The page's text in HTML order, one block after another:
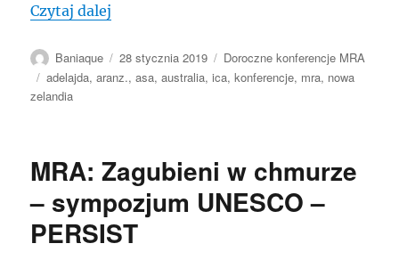
Czytaj dalej
Autor
Baniaque
Data
publikacji
28 stycznia 2019 Kategorie
Doroczne konferencje MRA
Tagi
adelajda,aranz.,asa,australia,ica,konferencje, mra, nowa
zelandia
MRA: Zagubieni w chmurze
– sympozjum UNESCO –
PERSIST